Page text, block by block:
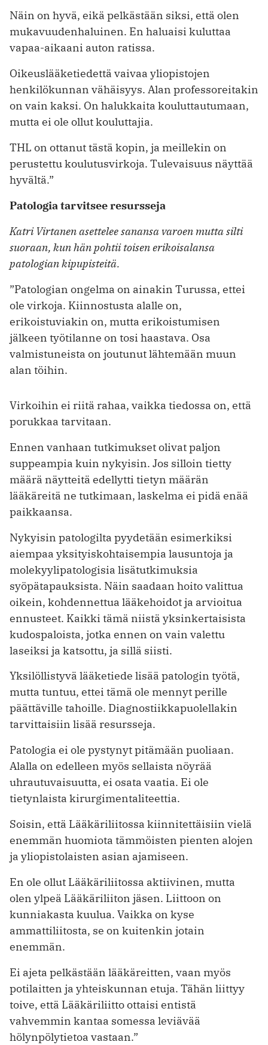
Näin on hyvä, eikä pelkästään siksi, että olen
mukavuudenhaluinen. En ­haluaisi kuluttaa
vapaa-aikaani auton ratissa.
Oikeuslääketiedettä vaivaa yliopistojen
henkilökunnan vähäisyys. Alan professoreitakin
on vain kaksi. On halukkaita kouluttautumaan,
mutta ei ole ­ollut kouluttajia.
THL on ottanut tästä kopin, ja meillekin on
perustettu koulutusvirkoja. Tulevaisuus näyttää
hyvältä.”
Patologia tarvitsee resursseja
Katri Virtanen asettelee sanansa varoen mutta silti
suoraan, kun hän pohtii toisen erikoisalansa
patologian kipupisteitä.
”Patologian ongelma on ainakin Turussa, ettei
ole virkoja. Kiinnostusta alalle on,
erikoistuviakin on, mutta erikoistumisen
jälkeen työtilanne on tosi haastava. Osa
valmistuneista on joutunut lähtemään muun
alan töihin.
Virkoihin ei riitä rahaa, vaikka tiedossa on, että
porukkaa tarvitaan.
Ennen vanhaan tutkimukset olivat paljon
suppeampia kuin nykyisin. Jos silloin tietty
määrä näytteitä edellytti tietyn määrän
lääkäreitä ne tutkimaan, laskelma ei pidä enää
paikkaansa.
Nykyisin patologilta pyydetään esimerkiksi
aiempaa yksityiskohtaisempia lausuntoja ja
molekyylipatologisia lisätutkimuksia
syöpätapauksista. Näin saadaan hoito valittua
oikein, kohdennettua lääkehoidot ja arvioitua
ennusteet. Kaikki tämä niistä yksinkertaisista
kudospaloista, jotka ennen on vain valettu
laseiksi ja katsottu, ja sillä siisti.
Yksilöllistyvä lääketiede lisää patologin työtä,
mutta tuntuu, ettei tämä ole mennyt perille
päättäville tahoille. Diagnostiikkapuolellakin
tarvittaisiin lisää resursseja.
Patologia ei ole pystynyt pitämään puoliaan.
Alalla on edelleen myös sellaista nöyrää
uhrautuvaisuutta, ei osata vaatia. Ei ole
tietynlaista kirurgimentaliteettia.
Soisin, että Lääkäriliitossa kiinnitettäisiin vielä
enemmän huomiota tämmöisten pienten alojen
ja yliopistolaisten asian ajamiseen.
En ole ollut Lääkäriliitossa aktiivinen, mutta
olen ylpeä Lääkäriliiton jäsen. Liittoon on
kunniakasta kuulua. Vaikka on kyse
ammattiliitosta, se on kuitenkin jotain
enemmän.
Ei ajeta pelkästään lääkäreitten, vaan myös
potilaitten ja yhteiskunnan etuja. Tähän liittyy
toive, että Lääkäriliitto ­ottaisi entistä
vahvemmin kantaa somessa leviävää
hölynpölytietoa vastaan.”